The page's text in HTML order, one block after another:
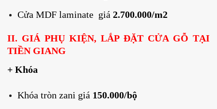
Cửa MDF laminate giá 2.700.000/m2
II. GIÁ PHỤ KIỆN, LẮP ĐẶT CỬA GỖ TẠI
TIỀN GIANG
+ Khóa
Khóa tròn zani giá 150.000/bộ